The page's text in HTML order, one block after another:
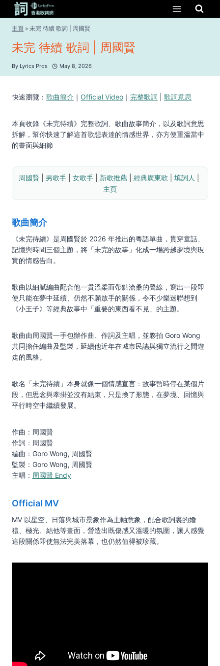
content
主頁 » 未完 待續 歌詞 | 周國賢
未完 待續 歌詞 | 周國賢
By Lyrics Pros May 8, 2026
快速瀏覽： 歌曲簡介 ｜ Official Video ｜ 完整歌詞 歌詞意思
本頁收錄《未完待續》完整歌詞、歌曲故事簡介，以及歌詞意思
拆解，幫你快速了解這首歌想表達的情感世界，亦方便重溫當中
的畫面與細節
周國賢 男歌手 女歌手 新歌推薦 經典廣東歌 填詞人
主頁
歌曲簡介
《未完待續》是周國賢於 2026 年推出的粵語單曲，貫穿童話、
記憶與時間三個主題，將「未完的故事」化成一場跨越夢境與現
實的情感告白。
歌曲以細膩編曲配合他一貫溫柔而帶點滄桑的聲線，寫出一段即
使只能在夢中延續、仍然不願放手的關係，令不少樂迷聯想到
《小王子》等經典故事中「重要的東西看不見」的主題。
歌曲由周國賢一手包辦作曲、作詞及主唱，並夥拍 Goro Wong
共同擔任編曲及監製，延續他近年在城市民謠與獨立流行之間遊
走的風格。
歌名「未完待續」本身就像一個情感宣言：故事暫時停在某個片
段，但思念與牽掛並沒有結束，只是換了形態，在夢境、回憶與
平行時空中繼續發展。
作曲：周國賢
作詞：周國賢
編曲：Goro Wong, 周國賢
監製：Goro Wong, 周國賢
主唱： 周國賢 Endy
Official MV
MV 以星空、日落與城市景象作為主軸意象，配合歌詞裏的婚
禮、極光、結他等畫面，營造出既傷感又溫暖的氛圍，讓人感覺
這段關係即使無法完美落幕，也仍然值得被珍藏。